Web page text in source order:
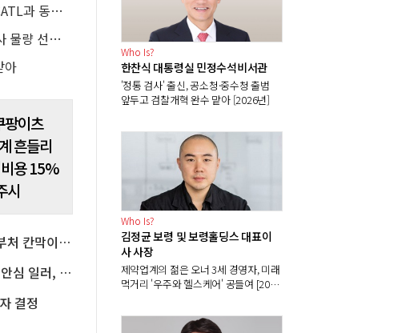
포드 '3만 달러 미만' 전기 픽업트럭 공개, SK온 대신 중국 CATL과 동맹 전략 시험대
AI 메모리반도체 시장에서 낸드플래시보다 D램 부각, 고객사 물량 선점 수요의 '우선순위'
아
팡이츠
흔들리
용 15%
시
경제부총리 구윤철 1400조 국유재산 통합관리 체계 시동, 부처 칸막이 넘을 조정력 시험대
트럼프 '중국 폴리실리콘 견제'에도 한화솔루션 OCI홀딩스 안심 일러, 관세정책 뒤바뀔지 촉각
결정
Who Is?
한찬식 대통령실 민정수석비서관
'정통 검사' 출신, 공소청·중수청 출범
앞두고 검찰개혁 완수 맡아 [2026년]
Who Is?
김정균 보령 및 보령홀딩스 대표이
사 사장
제약업계의 젊은 오너 3세 경영자, 미래
먹거리 '우주와 헬스케어' 공들여 [2026